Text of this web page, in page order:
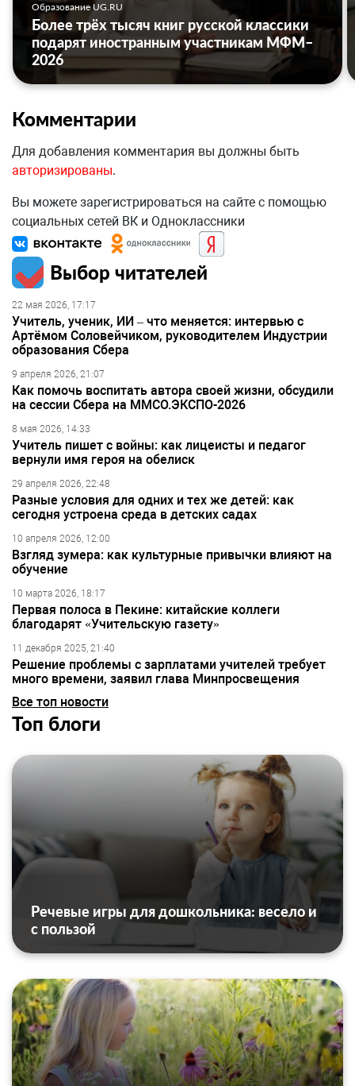
Образование UG.RU
Более трёх тысяч книг русской классики
подарят иностранным участникам МФМ–
2026
Комментарии
Для добавления комментария вы должны быть
авторизированы.
Вы можете зарегистрироваться на сайте с помощью
социальных сетей ВК и Одноклассники
Выбор читателей
22 мая 2026, 17:17
Учитель, ученик, ИИ – что меняется: интервью с
Артёмом Соловейчиком, руководителем Индустрии
образования Сбера
9 апреля 2026, 21:07
Как помочь воспитать автора своей жизни, обсудили
на сессии Сбера на ММСО.ЭКСПО-2026
8 мая 2026, 14:33
Учитель пишет с войны: как лицеисты и педагог
вернули имя героя на обелиск
29 апреля 2026, 22:48
Разные условия для одних и тех же детей: как
сегодня устроена среда в детских садах
10 апреля 2026, 12:00
Взгляд зумера: как культурные привычки влияют на
обучение
10 марта 2026, 18:17
Первая полоса в Пекине: китайские коллеги
благодарят «Учительскую газету»
11 декабря 2025, 21:40
Решение проблемы с зарплатами учителей требует
много времени, заявил глава Минпросвещения
Все топ новости
Топ блоги
Речевые игры для дошкольника: весело и
с пользой